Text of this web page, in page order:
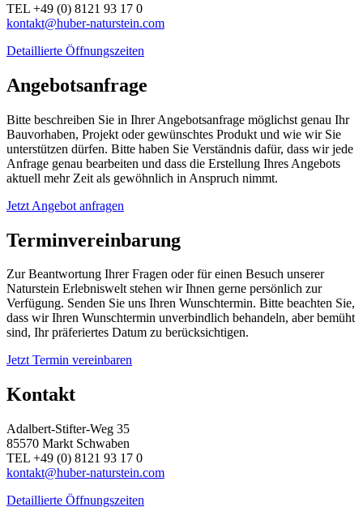
TEL +49 (0) 8121 93 17 0
kontakt@huber-naturstein.com
Detaillierte Öffnungszeiten
Angebotsanfrage
Bitte beschreiben Sie in Ihrer Angebotsanfrage möglichst genau Ihr
Bauvorhaben, Projekt oder gewünschtes Produkt und wie wir Sie
unterstützen dürfen. Bitte haben Sie Verständnis dafür, dass wir jede
Anfrage genau bearbeiten und dass die Erstellung Ihres Angebots
aktuell mehr Zeit als gewöhnlich in Anspruch nimmt.
Jetzt Angebot anfragen
Terminvereinbarung
Zur Beantwortung Ihrer Fragen oder für einen Besuch unserer
Naturstein Erlebniswelt stehen wir Ihnen gerne persönlich zur
Verfügung. Senden Sie uns Ihren Wunschtermin. Bitte beachten Sie,
dass wir Ihren Wunschtermin unverbindlich behandeln, aber bemüht
sind, Ihr präferiertes Datum zu berücksichtigen.
Jetzt Termin vereinbaren
Kontakt
Adalbert-Stifter-Weg 35
85570 Markt Schwaben
TEL +49 (0) 8121 93 17 0
kontakt@huber-naturstein.com
Detaillierte Öffnungszeiten